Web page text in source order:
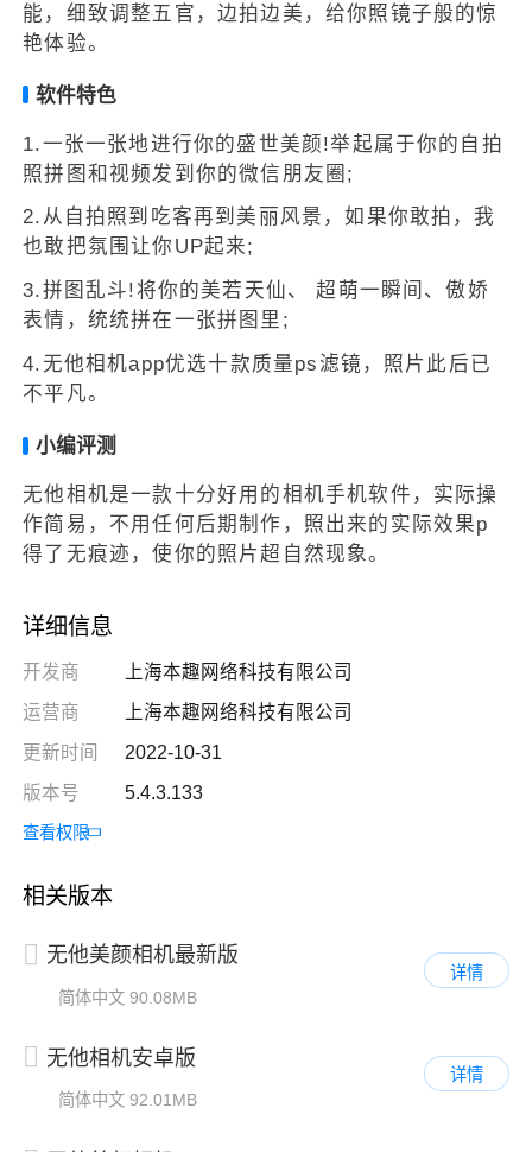
能，细致调整五官，边拍边美，给你照镜子般的惊
艳体验。
软件特色
1.一张一张地进行你的盛世美颜!举起属于你的自拍
照拼图和视频发到你的微信朋友圈;
2.从自拍照到吃客再到美丽风景，如果你敢拍，我
也敢把氛围让你UP起来;
3.拼图乱斗!将你的美若天仙、 超萌一瞬间、傲娇
表情，统统拼在一张拼图里;
4.无他相机app优选十款质量ps滤镜，照片此后已
不平凡。
小编评测
无他相机是一款十分好用的相机手机软件，实际操
作简易，不用任何后期制作，照出来的实际效果p
得了无痕迹，使你的照片超自然现象。
详细信息
开发商
上海本趣网络科技有限公司
运营商
上海本趣网络科技有限公司
更新时间
2022-10-31
版本号
5.4.3.133
查看权限
相关版本
无他美颜相机最新版
简体中文 90.08MB
详情
无他相机安卓版
简体中文 92.01MB
详情